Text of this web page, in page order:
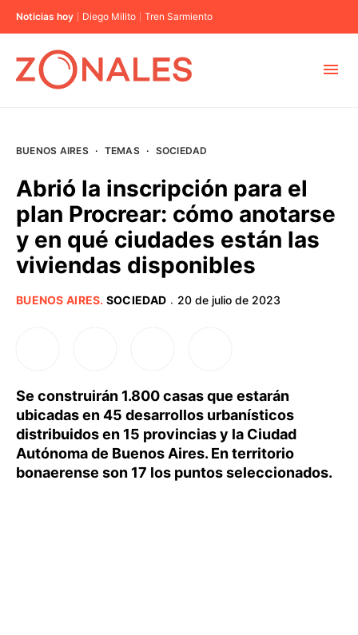
Noticias hoy Diego Milito Tren Sarmiento
BUENOS AIRES
PROVINCIAS
BUENOS AIRES · TEMAS · SOCIEDAD
Abrió la inscripción para el
plan Procrear: cómo anotarse
y en qué ciudades están las
viviendas disponibles
BUENOS AIRES. SOCIEDAD · 20 de julio de 2023
Se construirán 1.800 casas que estarán
ubicadas en 45 desarrollos urbanísticos
distribuidos en 15 provincias y la Ciudad
Autónoma de Buenos Aires. En territorio
bonaerense son 17 los puntos seleccionados.